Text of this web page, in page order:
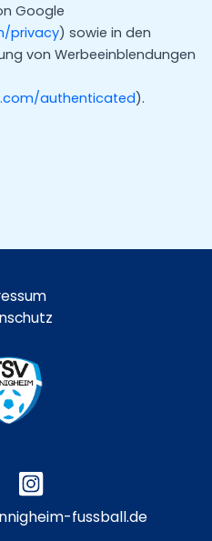
Google
privacy) sowie in den
von Werbeeinblendungen
authenticated).
fussball.de